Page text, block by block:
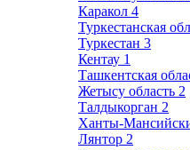
Каракол 4
Туркестанская
Туркестан 3
Кентау 1
Ташкентская
Жетысу область 2
Талдыкорган 2
Ханты-
Лянтор 2